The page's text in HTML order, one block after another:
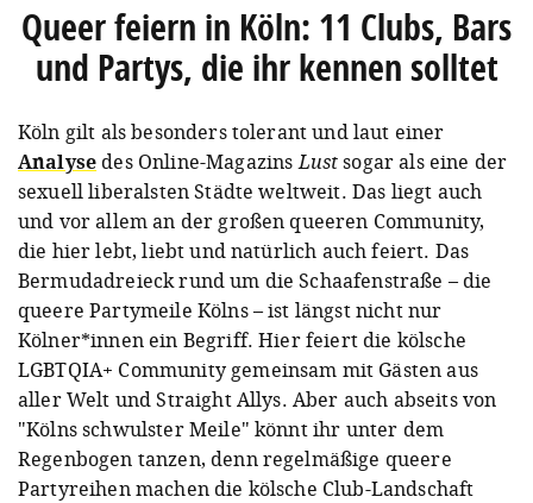
Queer feiern in Köln: 11 Clubs, Bars
und Partys, die ihr kennen solltet
Köln gilt als besonders tolerant und laut einer
Analyse des Online-MagazinsLustsogar als eine der
sexuell liberalsten Städte weltweit. Das liegt auch
und vor allem an der großen queeren Community,
die hier lebt, liebt und natürlich auch feiert. Das
Bermudadreieck rund um die Schaafenstraße – die
queere Partymeile Kölns – ist längst nicht nur
Kölner*innen ein Begriff. Hier feiert die kölsche
LGBTQIA+ Community gemeinsam mit Gästen aus
aller Welt und Straight Allys. Aber auch abseits von
"Kölns schwulster Meile" könnt ihr unter dem
Regenbogen tanzen, denn regelmäßige queere
Partyreihen machen die kölsche Club-Landschaft